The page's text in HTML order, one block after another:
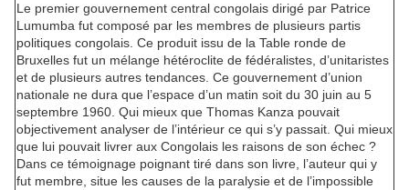
Le premier gouvernement central congolais dirigé par Patrice
Lumumba fut composé par les membres de plusieurs partis
politiques congolais. Ce produit issu de la Table ronde de
Bruxelles fut un mélange hétéroclite de fédéralistes, d’unitaristes
et de plusieurs autres tendances. Ce gouvernement d’union
nationale ne dura que l’espace d’un matin soit du 30 juin au 5
septembre 1960. Qui mieux que Thomas Kanza pouvait
objectivement analyser de l’intérieur ce qui s’y passait. Qui mieux
que lui pouvait livrer aux Congolais les raisons de son échec ?
Dans ce témoignage poignant tiré dans son livre, l’auteur qui y
fut membre, situe les causes de la paralysie et de l’impossible